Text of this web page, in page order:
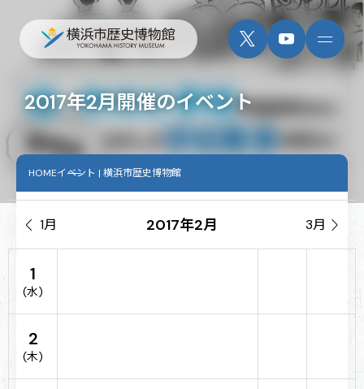
2017年2月開催のイベント
HOMEイベント | 横浜市歴史博物館
 1月 2017年2月 3月 
1
(水)
2
(木)